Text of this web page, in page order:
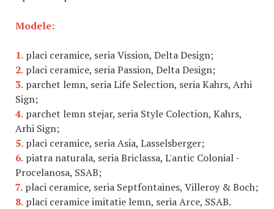
Modele:
1. placi ceramice, seria Vission, Delta Design;
2. placi ceramice, seria Passion, Delta Design;
3. parchet lemn, seria Life Selection, seria Kahrs, Arhi
Sign;
4. parchet lemn stejar, seria Style Colection, Kahrs,
Arhi Sign;
5. placi ceramice, seria Asia, Lasselsberger;
6. piatra naturala, seria Briclassa, L'antic Colonial -
Procelanosa, SSAB;
7. placi ceramice, seria Septfontaines, Villeroy & Boch;
8. placi ceramice imitatie lemn, seria Arce, SSAB.